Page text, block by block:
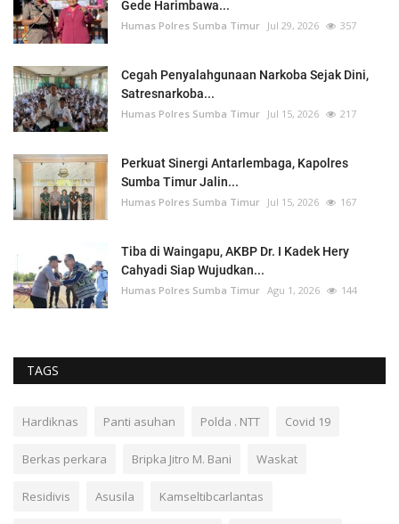
Gede Harimbawa...
Humas Polres Sumba Timur Jul 29, 2026 357
Cegah Penyalahgunaan Narkoba Sejak Dini,
Satresnarkoba...
Humas Polres Sumba Timur Jul 15, 2026 217
Perkuat Sinergi Antarlembaga, Kapolres
Sumba Timur Jalin...
Humas Polres Sumba Timur Jul 15, 2026 167
Tiba di Waingapu, AKBP Dr. I Kadek Hery
Cahyadi Siap Wujudkan...
Humas Polres Sumba Timur Agu 1, 2026 144
TAGS
Hardiknas Panti asuhan Polda . NTT Covid 19
Berkas perkara Bripka Jitro M. Bani Waskat
Residivis Asusila Kamseltibcarlantas